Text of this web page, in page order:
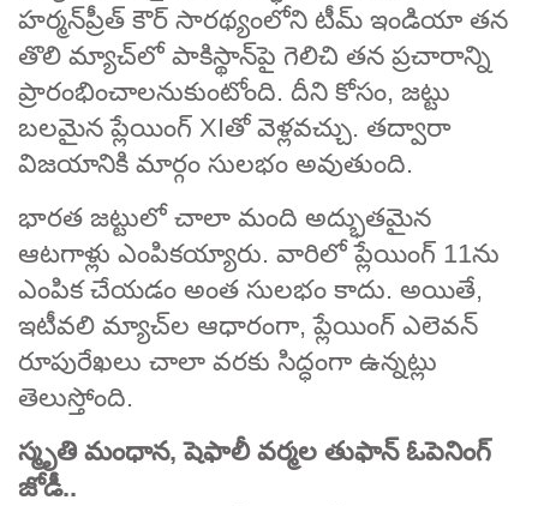
హర్మన్‌ప్రీత్ కౌర్ సారథ్యంలోని టీమ్ ఇండియా తన
తొలి మ్యాచ్‌లో పాకిస్థాన్‌పై గెలిచి తన ప్రచారాన్ని
ప్రారంభించాలనుకుంటోంది. దీని కోసం, జట్టు
బలమైన ప్లేయింగ్ XIతో వెళ్లవచ్చు. తద్వారా
విజయానికి మార్గం సులభం అవుతుంది.
భారత జట్టులో చాలా మంది అద్భుతమైన
ఆటగాళ్లు ఎంపికయ్యారు. వారిలో ప్లేయింగ్ 11ను
ఎంపిక చేయడం అంత సులభం కాదు. అయితే,
ఇటీవలి మ్యాచ్‌ల ఆధారంగా, ప్లేయింగ్ ఎలెవన్
రూపురేఖలు చాలా వరకు సిద్ధంగా ఉన్నట్లు
తెలుస్తోంది.
స్మృతి మంధాన, షెఫాలీ వర్మల తుఫాన్ ఓపెనింగ్
జోడీ..